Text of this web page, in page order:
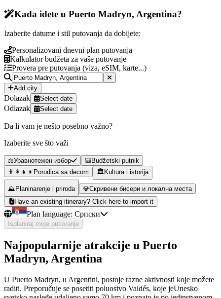
Kada idete u Puerto Madryn, Argentina?
Izaberite datume i stil putovanja da dobijete:
Personalizovani dnevni plan putovanja
Kalkulator budžeta za vaše putovanje
Provera pre putovanja (viza, eSIM, karte...)
Add city
Dolazak Select date
Odlazak Select date
Da li vam je nešto posebno važno?
Izaberite sve što važi
⚖️Уравнотежен избор 🎒Budžetski putnik
👨‍👩‍👧‍👦 Porodica sa decom 🏛️ Kultura i istorija
⛰️ Planinarenje i priroda 💎Скривени бисери и локална места
Have an existing itinerary? Click here to import it
Plan language: Српски
Isplaniraj moje putovanje
Najpopularnije atrakcije u Puerto
Madryn, Argentina
U Puerto Madryn, u Argentini, postoje razne aktivnosti koje možete
raditi. Preporučuje se posetiti poluostvo Valdés, koje jeUnesko